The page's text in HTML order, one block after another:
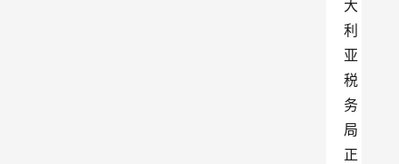
大
利
亚
税
务
局
正